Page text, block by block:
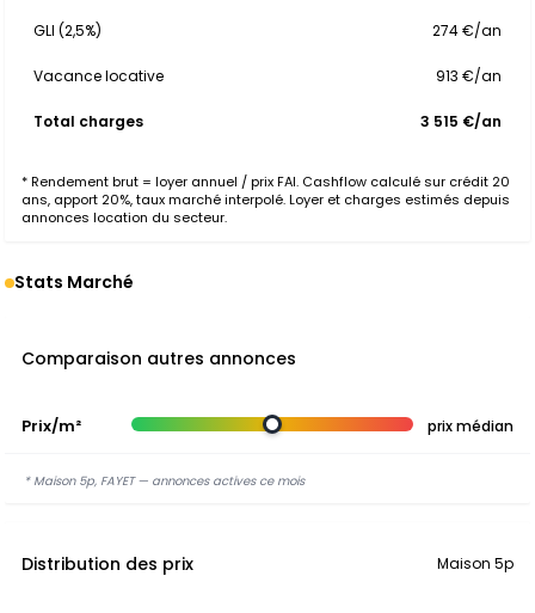
GLI (2,5%) 274 €/an
Vacance locative 913 €/an
Total charges 3 515 €/an
* Rendement brut = loyer annuel / prix FAI. Cashflow calculé sur crédit 20
ans, apport 20%, taux marché interpolé. Loyer et charges estimés depuis
annonces location du secteur.
Stats Marché
Comparaison autres annonces
Prix/m² prix médian
* Maison 5p, FAYET — annonces actives ce mois
Distribution des prix Maison 5p